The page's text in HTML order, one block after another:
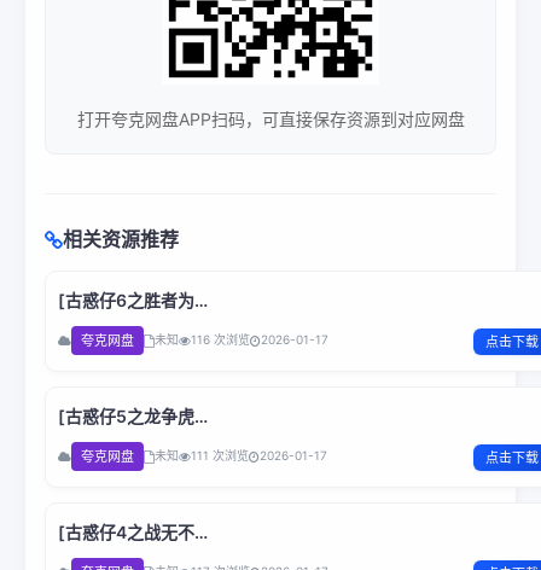
打开夸克网盘APP扫码，可直接保存资源到对应网盘
相关资源推荐
[古惑仔6之胜者为
王
国粤双语.BOBO
夸克网盘 未知 116 次浏览 2026-01-17 点击下载
[古惑仔5之龙争虎
斗]Young.and.Dangerous.V.1998.1080p.Netflix.WEB-
DL.x264.AC3.国粤双语.BOBO
夸克网盘 未知 111 次浏览 2026-01-17 点击下载
[古惑仔4之战无不
胜]Young.and.Dangerous.IV.1997.1080p.Netflix.WEB-